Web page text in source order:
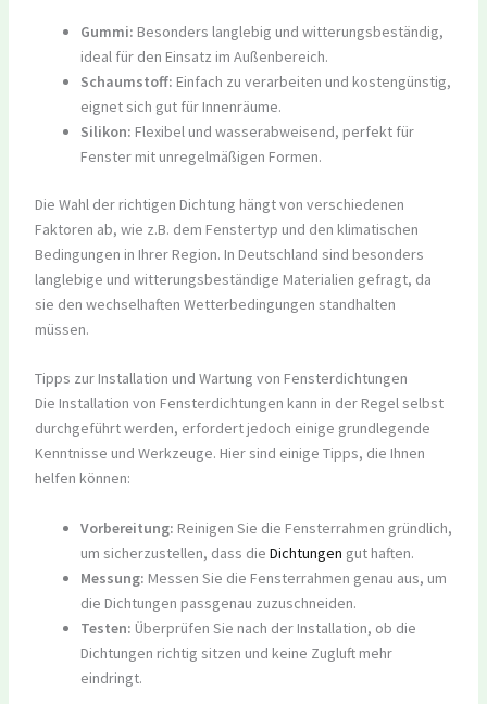
Gummi: Besonders langlebig und witterungsbeständig,
ideal für den Einsatz im Außenbereich.
Schaumstoff: Einfach zu verarbeiten und kostengünstig,
eignet sich gut für Innenräume.
Silikon: Flexibel und wasserabweisend, perfekt für
Fenster mit unregelmäßigen Formen.
Die Wahl der richtigen Dichtung hängt von verschiedenen
Faktoren ab, wie z.B. dem Fenstertyp und den klimatischen
Bedingungen in Ihrer Region. In Deutschland sind besonders
langlebige und witterungsbeständige Materialien gefragt, da
sie den wechselhaften Wetterbedingungen standhalten
müssen.
Tipps zur Installation und Wartung von Fensterdichtungen
Die Installation von Fensterdichtungen kann in der Regel selbst
durchgeführt werden, erfordert jedoch einige grundlegende
Kenntnisse und Werkzeuge. Hier sind einige Tipps, die Ihnen
helfen können:
Vorbereitung: Reinigen Sie die Fensterrahmen gründlich,
um sicherzustellen, dass die Dichtungen gut haften.
Messung: Messen Sie die Fensterrahmen genau aus, um
die Dichtungen passgenau zuzuschneiden.
Testen: Überprüfen Sie nach der Installation, ob die
Dichtungen richtig sitzen und keine Zugluft mehr
eindringt.